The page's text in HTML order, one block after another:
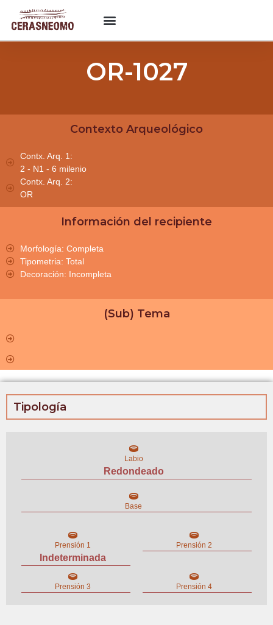
OR-1027
Contexto Arqueológico
Contx. Arq. 1:
2 - N1 - 6 milenio
Contx. Arq. 2:
OR
Información del recipiente
Morfología: Completa
Tipometria: Total
Decoración: Incompleta
(Sub) Tema
Tipología
Labio
Redondeado
Base
Prensión 1
Indeterminada
Prensión 2
Prensión 3 Prensión 4